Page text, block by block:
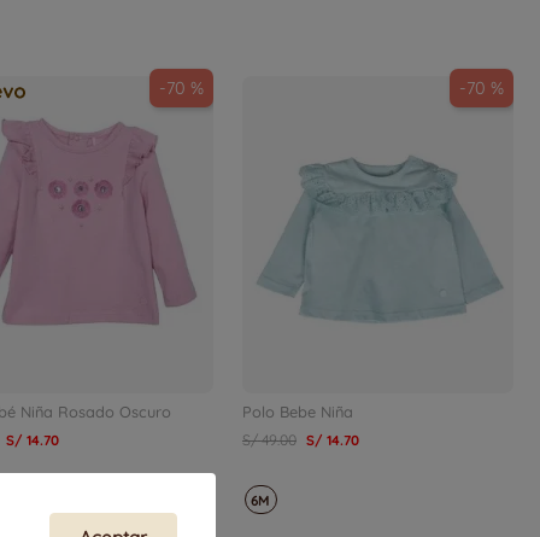
Niña Rosado Oscuro
S/ 14.70
-70 %
Polo Bebe Niña
S/ 49.00 S/ 14.70
-70 %
6M